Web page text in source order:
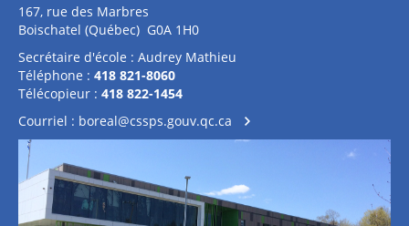
167, rue des Marbres
Boischatel (Québec) G0A 1H0
Secrétaire d'école : Audrey Mathieu
Téléphone : 418 821-8060
Télécopieur : 418 822-1454
Courriel : boreal@cssps.gouv.qc.ca